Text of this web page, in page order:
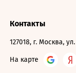
Контакты
127018, г. Москва,
На карте